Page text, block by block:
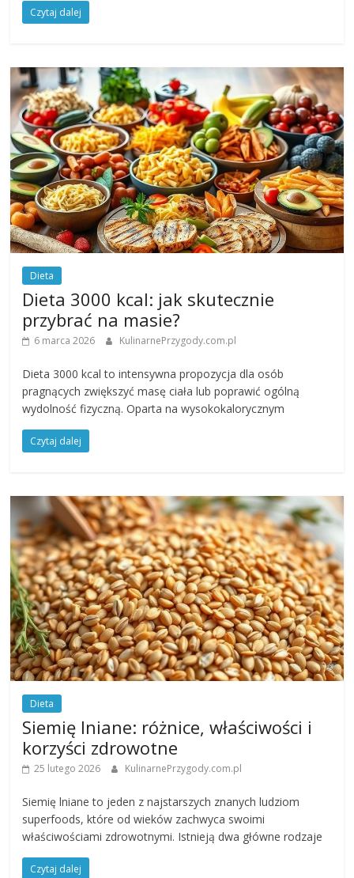
Czytaj dalej
Dieta
Dieta 3000 kcal: jak skutecznie
przybrać na masie?
6 marca 2026 KulinarnePrzygody.com.pl
Dieta 3000 kcal to intensywna propozycja dla osób
pragnących zwiększyć masę ciała lub poprawić ogólną
wydolność fizyczną. Oparta na wysokokalorycznym
Czytaj dalej
Dieta
Siemię lniane: różnice, właściwości i
korzyści zdrowotne
25 lutego 2026 KulinarnePrzygody.com.pl
Siemię lniane to jeden z najstarszych znanych ludziom
superfoods, które od wieków zachwyca swoimi
właściwościami zdrowotnymi. Istnieją dwa główne rodzaje
Czytaj dalej